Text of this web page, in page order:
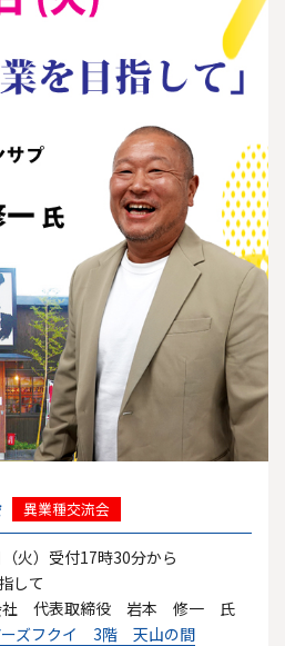
異業種交流会
火）受付17時30分から
して
社 代表取締役 岩本 修一 氏
ーズフクイ 3階 天山の間